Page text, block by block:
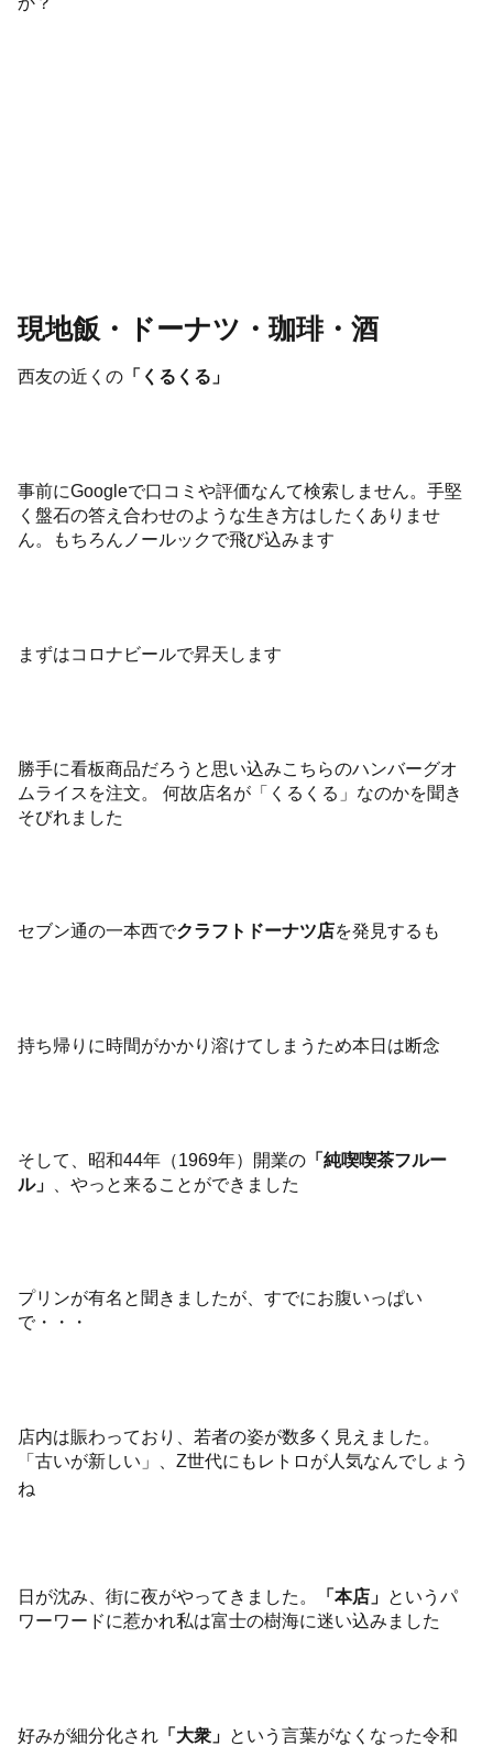
現地飯・ドーナツ・珈琲・酒
西友の近くの 「くるくる」
事前にGoogleで口コミや評価なんて検索しません。手堅
く盤石の答え合わせのような生き方はしたくありませ
ん。もちろんノールックで飛び込みます
まずはコロナビールで昇天します
勝手に看板商品だろうと思い込みこちらのハンバーグオ
ムライスを注文。 何故店名が「くるくる」なのかを聞き
そびれました
セブン通の一本西でクラフトドーナツ店を発見するも
持ち帰りに時間がかかり溶けてしまうため本日は断念
そして、 昭和44年（1969年） 開業の 「純喫喫茶フルー
ル」
、やっと来ることができました
プリンが有名と聞きましたが、すでにお腹いっぱい
で・・・
店内は賑わっており、若者の姿が数多く見えました。
「古いが新しい」、Z世代にもレトロが人気なんでしょう
ね
日が沈み、街に夜がやってきました。 「本店」 というパ
ワーワードに惹かれ私は富士の樹海に迷い込みました
好みが細分化され 「大衆」 という言葉がなくなった令和